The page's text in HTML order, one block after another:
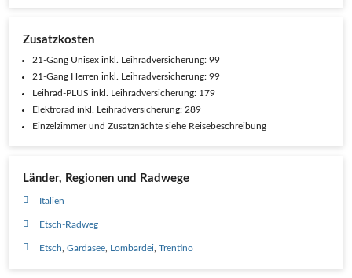
Zusatzkosten
21-Gang Unisex inkl. Leihradversicherung: 99
21-Gang Herren inkl. Leihradversicherung: 99
Leihrad-PLUS inkl. Leihradversicherung: 179
Elektrorad inkl. Leihradversicherung: 289
Einzelzimmer und Zusatznächte siehe Reisebeschreibung
Länder, Regionen und Radwege
Italien
Etsch-Radweg
Etsch Gardasee Lombardei Trentino